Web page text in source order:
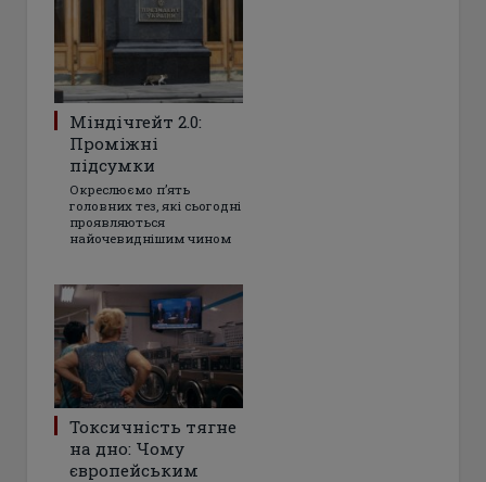
Міндічгейт 2.0:
Проміжні
підсумки
Окреслюємо пʼять
головних тез, які сьогодні
проявляються
найочевиднішим чином
Токсичність тягне
на дно: Чому
європейським